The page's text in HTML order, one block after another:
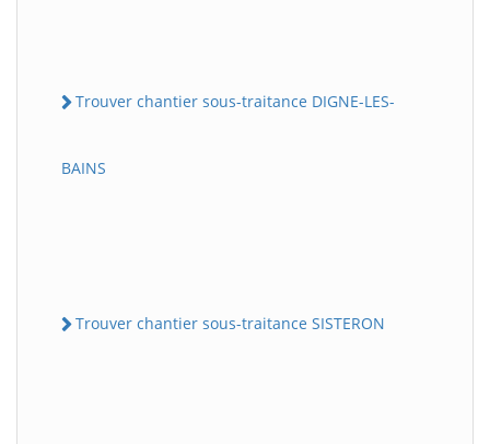
Trouver chantier sous-traitance DIGNE-LES-
BAINS
Trouver chantier sous-traitance SISTERON